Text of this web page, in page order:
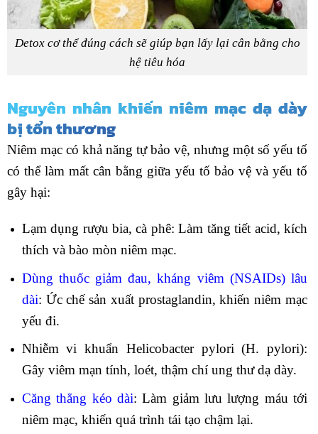
Detox cơ thể đúng cách sẽ giúp bạn lấy lại cân bằng cho
hệ tiêu hóa
Nguyên nhân khiến niêm mạc dạ dày
bị tổn thương
Niêm mạc có khả năng tự bảo vệ, nhưng một số yếu tố
có thể làm mất cân bằng giữa yếu tố bảo vệ và yếu tố
gây hại:
Lạm dụng rượu bia, cà phê: Làm tăng tiết acid, kích
thích và bào mòn niêm mạc.
Dùng thuốc giảm đau, kháng viêm (NSAIDs) lâu
dài: Ức chế sản xuất prostaglandin, khiến niêm mạc
yếu đi.
Nhiễm vi khuẩn Helicobacter pylori (H. pylori):
Gây viêm mạn tính, loét, thậm chí ung thư dạ dày.
Căng thẳng kéo dài: Làm giảm lưu lượng máu tới
niêm mạc, khiến quá trình tái tạo chậm lại.